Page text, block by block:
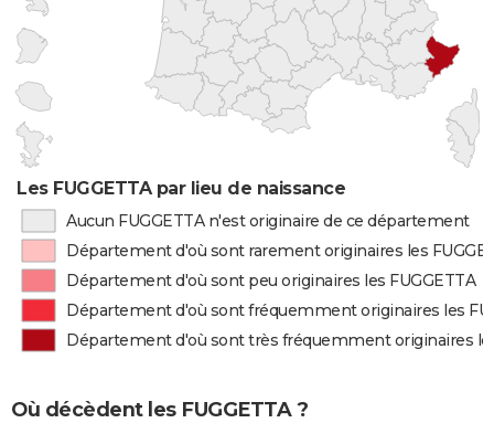
Les FUGGETTA par lieu de naissance
Aucun FUGGETTA n'est originaire de ce département
Département d'où sont rarement originaires les
Département d'où sont peu originaires les FUGGETTA
Département d'où sont fréquemment originaires les
Département d'où sont très fréquemment originaires
Où décèdent les FUGGETTA ?